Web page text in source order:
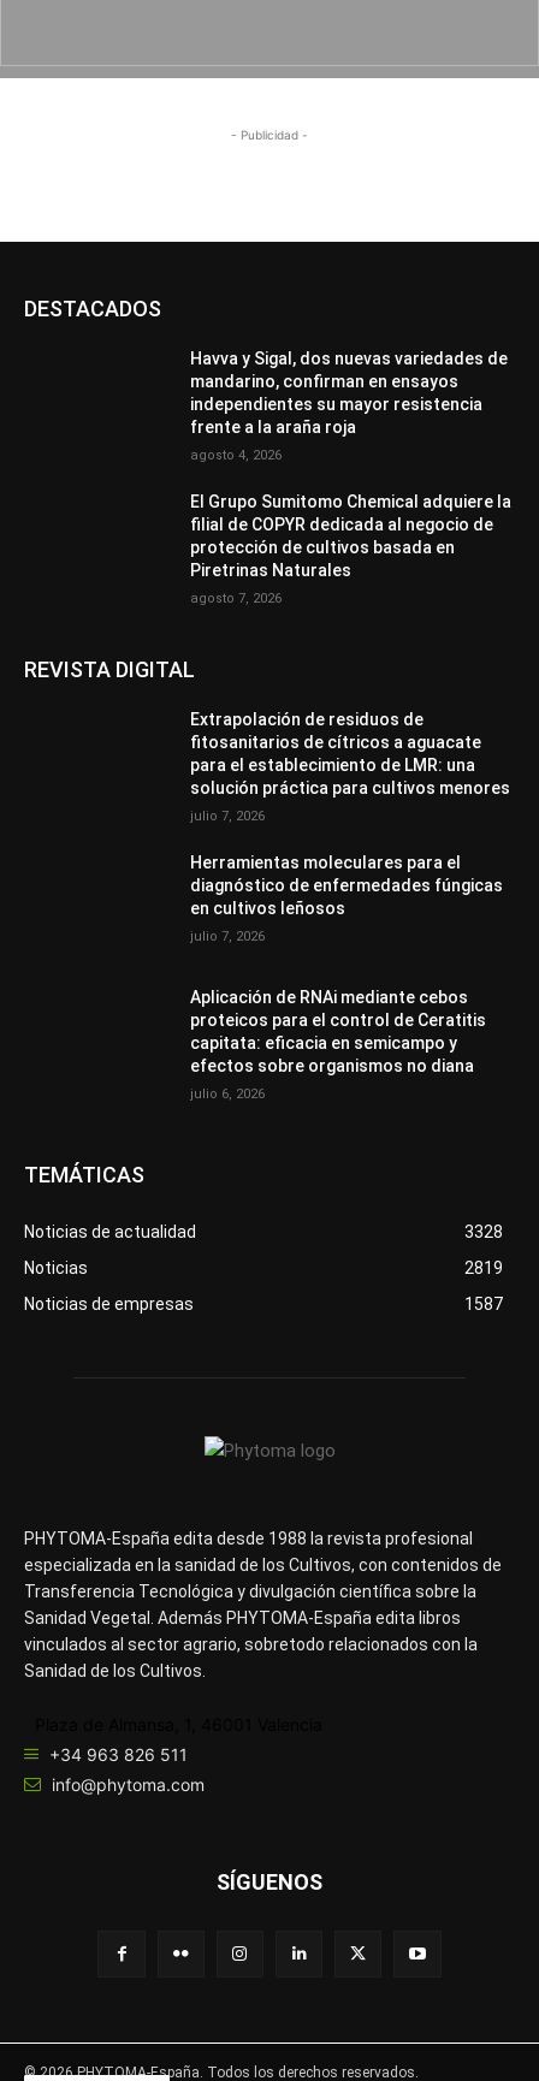
- Publicidad -
DESTACADOS
Havva y Sigal, dos nuevas variedades de
mandarino, confirman en ensayos
independientes su mayor resistencia
frente a la araña roja
agosto 4, 2026
El Grupo Sumitomo Chemical adquiere la
filial de COPYR dedicada al negocio de
protección de cultivos basada en
Piretrinas Naturales
agosto 7, 2026
REVISTA DIGITAL
Extrapolación de residuos de
fitosanitarios de cítricos a aguacate
para el establecimiento de LMR: una
solución práctica para cultivos menores
julio 7, 2026
Herramientas moleculares para el
diagnóstico de enfermedades fúngicas
en cultivos leñosos
julio 7, 2026
Aplicación de RNAi mediante cebos
proteicos para el control de Ceratitis
capitata: eficacia en semicampo y
efectos sobre organismos no diana
julio 6, 2026
TEMÁTICAS
Noticias de actualidad
3328
Noticias
2819
Noticias de empresas
1587
PHYTOMA-España edita desde 1988 la revista profesional
especializada en la sanidad de los Cultivos, con contenidos de
Transferencia Tecnológica y divulgación científica sobre la
Sanidad Vegetal. Además PHYTOMA-España edita libros
vinculados al sector agrario, sobretodo relacionados con la
Sanidad de los Cultivos.
+34 963 826 511
info@phytoma.com
SÍGUENOS
© 2026 PHYTOMA-España. Todos los derechos reservados.